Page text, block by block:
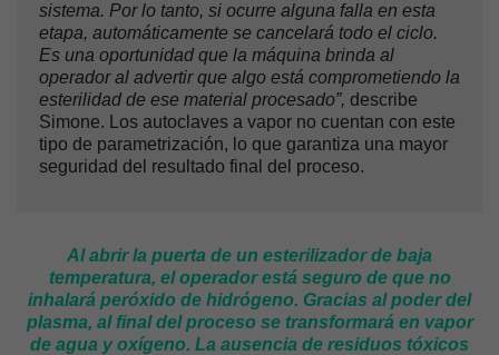
sistema. Por lo tanto, si ocurre alguna falla en esta
etapa, automáticamente se cancelará todo el ciclo.
Es una oportunidad que la máquina brinda al
operador al advertir que algo está comprometiendo la
esterilidad de ese material procesado”, describe
Simone. Los autoclaves a vapor no cuentan con este
tipo de parametrización, lo que garantiza una mayor
seguridad del resultado final del proceso.
Al abrir la puerta de un esterilizador de baja
temperatura, el operador está seguro de que no
inhalará peróxido de hidrógeno. Gracias al poder del
plasma, al final del proceso se transformará en vapor
de agua y oxígeno. La ausencia de residuos tóxicos